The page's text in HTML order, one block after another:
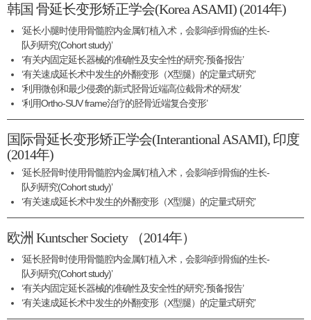
韩国 骨延长变形矫正学会(Korea ASAMI) (2014年)
‘延长小腿时使用骨髓腔内金属钉植入术，会影响到骨痂的生长-
队列研究(Cohort study)’
‘有关内固定延长器械的准确性及安全性的研究-预备报告’
‘有关速成延长术中发生的外翻变形（X型腿）的定量式研究’
‘利用微创和最少侵袭的新式胫骨近端高位截骨术的研发’
‘利用Ortho-SUV frame治疗的胫骨近端复合变形’
国际骨延长变形矫正学会(Interantional ASAMI), 印度
(2014年)
‘延长胫骨时使用骨髓腔内金属钉植入术，会影响到骨痂的生长-
队列研究(Cohort study)’
‘有关速成延长术中发生的外翻变形（X型腿）的定量式研究’
欧洲 Kuntscher Society （2014年）
‘延长胫骨时使用骨髓腔内金属钉植入术，会影响到骨痂的生长-
队列研究(Cohort study)’
‘有关内固定延长器械的准确性及安全性的研究-预备报告’
‘有关速成延长术中发生的外翻变形（X型腿）的定量式研究’